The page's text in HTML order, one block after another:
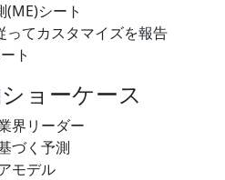
シート
ってカスタマイズを報告
ト
ョーケース
界リーダー
づく予測
モデル